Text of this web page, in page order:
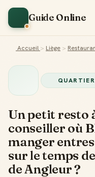
Guide Online
Accueil > Liège >
Un petit resto
conseiller où
manger
sur le temps
de Angleur ?